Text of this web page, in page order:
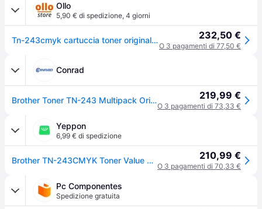
Ollo
5,90 € di spedizione, 4 giorni
Tn-243cmyk cartuccia toner original nero, ciano, magenta, giallo 232,50 €
O 3 pagamenti di 77,50 €
Conrad
Brother Toner TN-243 Multipack Originale Imballo multiplo Nero, Ciano, Magenta, Giallo 1000 pagine TN243CMYK 219,99 €
O 3 pagamenti di 73,33 €
Yeppon
6,99 € di spedizione
Brother TN-243CMYK Toner Value Pack Multipack 4 cartucce laser 1000 pagine colore Multicolore 210,99 €
O 3 pagamenti di 70,33 €
Pc Componentes
Spedizione gratuita